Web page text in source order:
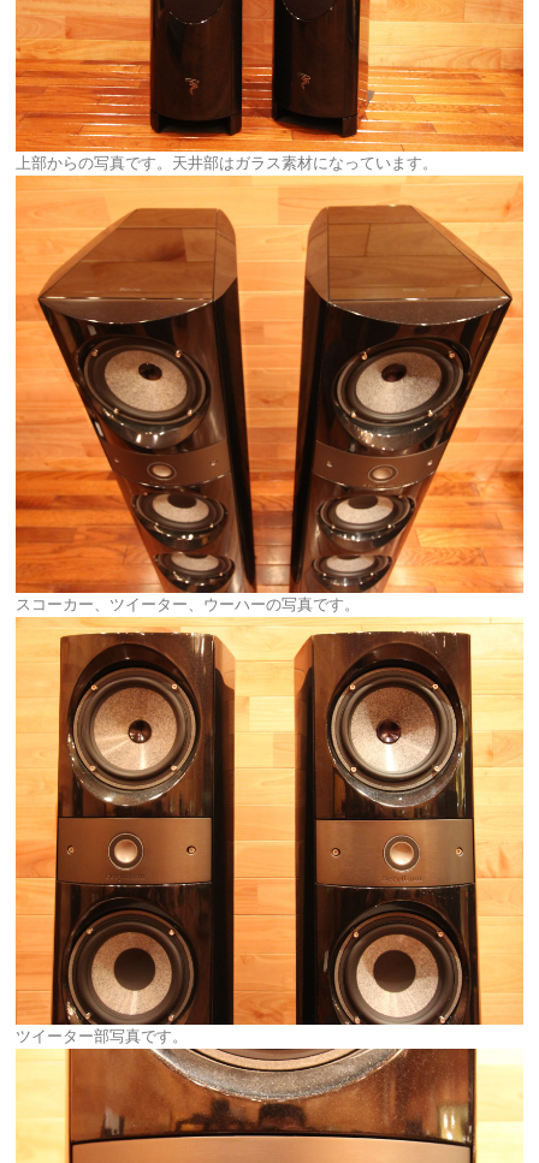
上部からの写真です。天井部はガラス素材になっています。
スコーカー、ツイーター、ウーハーの写真です。
ツイーター部写真です。